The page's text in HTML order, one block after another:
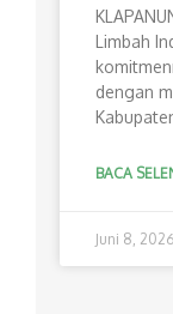
Limbah
dengan
BACA
Juni 8, 2026